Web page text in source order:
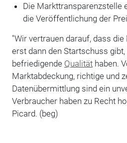
Die Markttransparenzstelle
die Veröffentlichung der
"Wir vertrauen darauf, dass
erst dann den Startschuss
befriedigende Qualitäthaben.
Marktabdeckung, richtige und
Datenübermittlung sind ein
Verbraucher haben zu Recht
Picard. (beg)